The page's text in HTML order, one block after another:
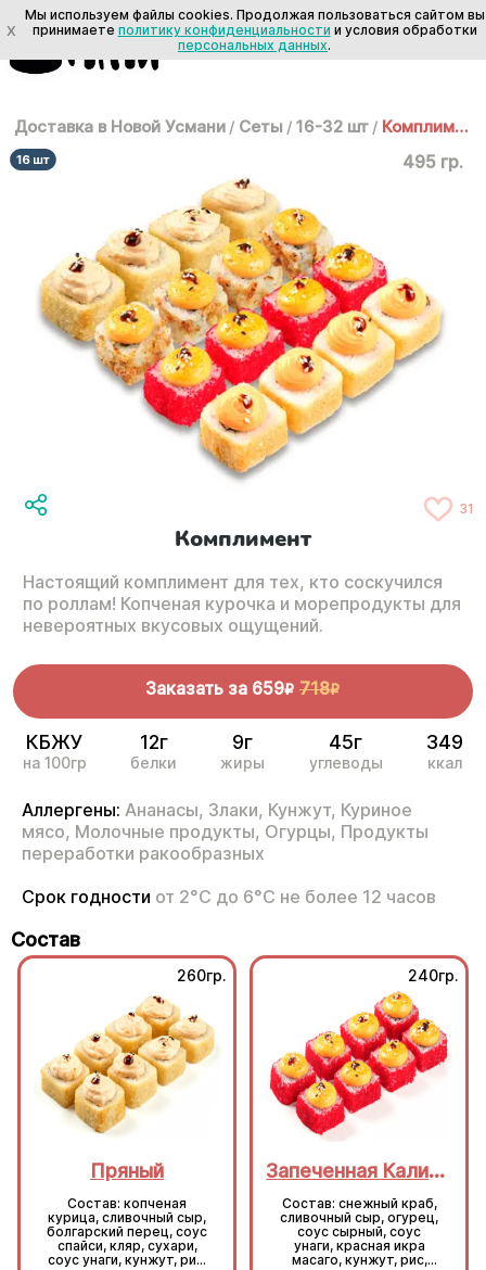
Доставка в Новой Усмани / Сеты / 16-32 шт / Комплимент
495 гр.
31
Комплимент
Настоящий комплимент для тех, кто соскучился
по роллам! Копченая курочка и морепродукты для
невероятных вкусовых ощущений.
Заказать за 659R 718R
КБЖУ
на 100гр
12г
белки
9г
жиры
45г
углеводы
349
ккал
Аллергены: Ананасы, Злаки, Кунжут, Куриное
мясо, Молочные продукты, Огурцы, Продукты
переработки ракообразных
Срок годности от 2°С до 6°С не более 12 часов
Состав
260гр.
Пряный
Состав: копченая
курица, сливочный сыр,
болгарский перец, соус
спайси, кляр, сухари,
соус унаги, кунжут, рис,
240гр.
Запеченная Калифорния
Состав: снежный краб,
сливочный сыр, огурец,
соус сырный, соус
унаги, красная икра
масаго, кунжут, рис,
X
Мы используем файлы cookies. Продолжая пользоваться сайтом вы
принимаете политику конфиденциальности и условия обработки
персональных данных.